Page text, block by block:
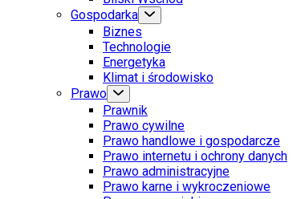
Gospodarka
Biznes
Technologie
Energetyka
Klimat i środowisko
Prawo
Prawnik
Prawo cywilne
Prawo handlowe i gospodarcze
Prawo internetu i ochrony danych
Prawo administracyjne
Prawo karne i wykroczeniowe